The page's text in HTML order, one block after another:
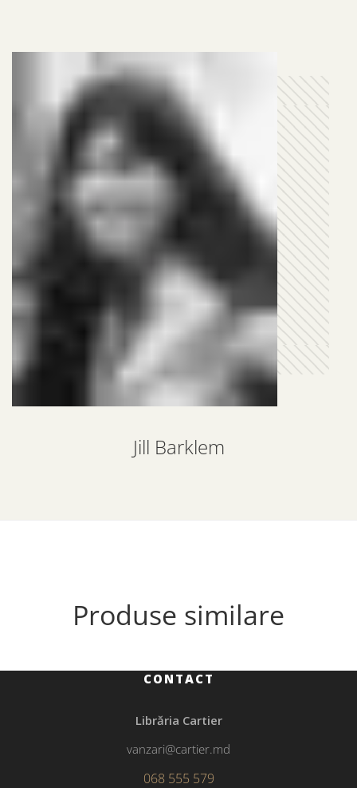
Jill Barklem
Produse similare
CONTACT
Librăria Cartier
vanzari@cartier.md
068 555 579